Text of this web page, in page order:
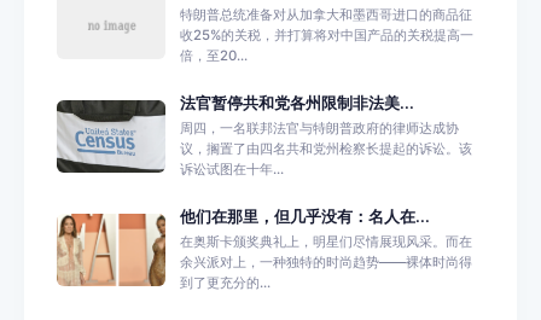
特朗普总统准备对从加拿大和墨西哥进口的商品征
收25%的关税，并打算将对中国产品的关税提高一
倍，至20...
法官暂停共和党各州限制非法美...
周四，一名联邦法官与特朗普政府的律师达成协
议，搁置了由四名共和党州检察长提起的诉讼。该
诉讼试图在十年...
他们在那里，但几乎没有：名人在...
在奥斯卡颁奖典礼上，明星们尽情展现风采。而在
余兴派对上，一种独特的时尚趋势——裸体时尚得
到了更充分的...